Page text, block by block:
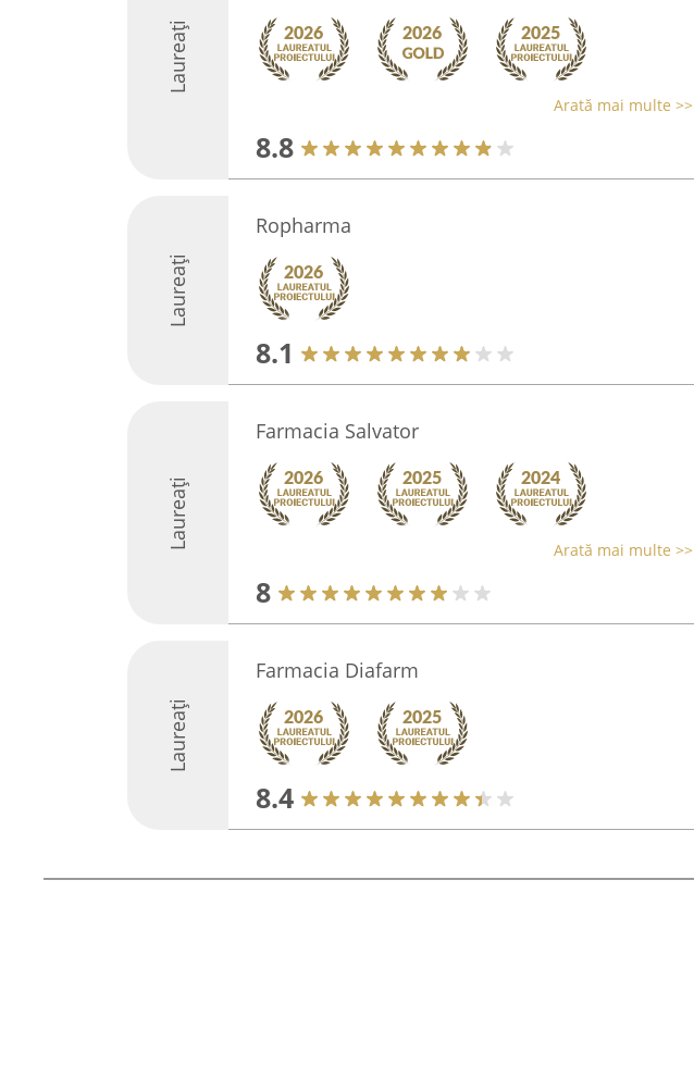
Laureați
Arată mai multe >>
8.8
Laureați
Ropharma
8.1
Laureați
Farmacia Salvator
Arată mai multe >>
8
Laureați
Farmacia Diafarm
8.4